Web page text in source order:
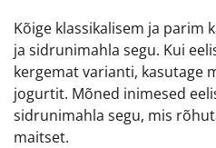
Kõige klassikalisem ja parim
ja sidrunimahla segu. Kui
kergemat varianti, kasutage
jogurtit. Mõned inimesed
sidrunimahla segu, mis
maitset.